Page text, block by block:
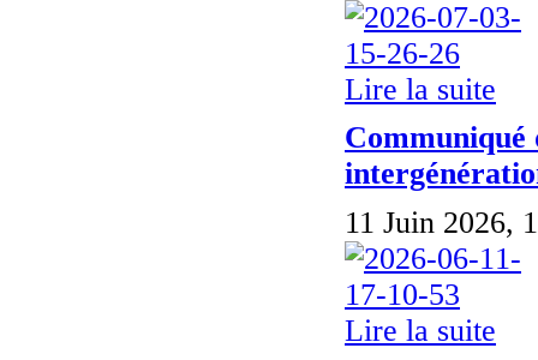
Lire la suite
Communiqué
11 Juin 2026,
Lire la suite